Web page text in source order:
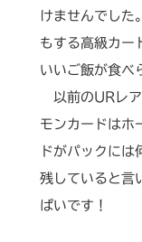
けませんでし
もする高級カー
いいご飯が食べ
以前のURレア
モンカードはホ
ドがパックには
残していると言
ぱいです！